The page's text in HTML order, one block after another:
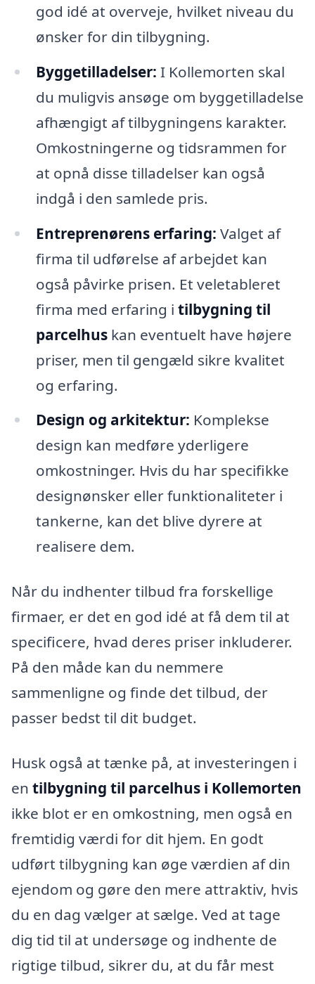
god idé at overveje, hvilket niveau du
ønsker for din tilbygning.
Byggetilladelser: I Kollemorten skal
du muligvis ansøge om byggetilladelse
afhængigt af tilbygningens karakter.
Omkostningerne og tidsrammen for
at opnå disse tilladelser kan også
indgå i den samlede pris.
Entreprenørens erfaring: Valget af
firma til udførelse af arbejdet kan
også påvirke prisen. Et veletableret
firma med erfaring i tilbygning til
parcelhuskan eventuelt have højere
priser, men til gengæld sikre kvalitet
og erfaring.
Design og arkitektur: Komplekse
design kan medføre yderligere
omkostninger. Hvis du har specifikke
designønsker eller funktionaliteter i
tankerne, kan det blive dyrere at
realisere dem.
Når du indhenter tilbud fra forskellige
firmaer, er det en god idé at få dem til at
specificere, hvad deres priser inkluderer.
På den måde kan du nemmere
sammenligne og finde det tilbud, der
passer bedst til dit budget.
Husk også at tænke på, at investeringen i
en tilbygning til parcelhus i Kollemorten
ikke blot er en omkostning, men også en
fremtidig værdi for dit hjem. En godt
udført tilbygning kan øge værdien af din
ejendom og gøre den mere attraktiv, hvis
du en dag vælger at sælge. Ved at tage
dig tid til at undersøge og indhente de
rigtige tilbud, sikrer du, at du får mest